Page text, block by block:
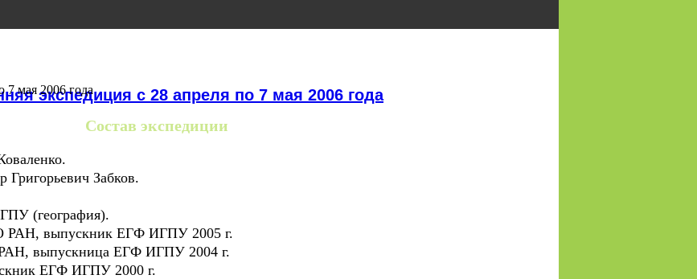
7 мая 2006 года
экспедиция с 28 апреля по 7 мая 2006 года
Состав экспедиции
Григорьевич Забков.
(география).
РАН, выпускник ЕГФ ИГПУ 2005 г.
выпускница ЕГФ ИГПУ 2004 г.
ЕГФ ИГПУ 2000 г.